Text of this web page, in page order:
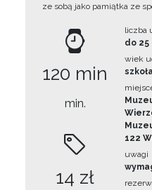
ze sobą jako pamiątka ze
120 min
min.
14 zł
liczba
do 25
wiek
122
uwagi